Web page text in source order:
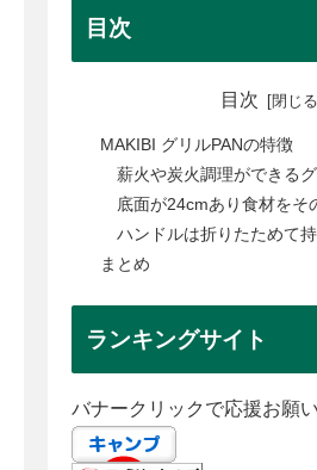
目次
目次
MAKIBI グリルPANの特徴
薪火や炭火調理ができる
底面が24cmあり食材をそ
ハンドルは折りたためて
まとめ
ランキングサイト
バナークリックで応援お願い